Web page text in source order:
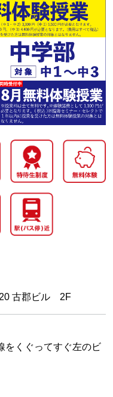
20 古郡ビル 2F
をくぐってすぐ左のビ